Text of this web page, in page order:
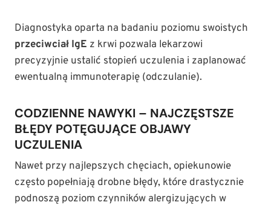
Diagnostyka oparta na badaniu poziomu swoistych
przeciwciał IgE z krwi pozwala lekarzowi
precyzyjnie ustalić stopień uczulenia i zaplanować
ewentualną immunoterapię (odczulanie).
CODZIENNE NAWYKI – NAJCZĘSTSZE
BŁĘDY POTĘGUJĄCE OBJAWY
UCZULENIA
Nawet przy najlepszych chęciach, opiekunowie
często popełniają drobne błędy, które drastycznie
podnoszą poziom czynników alergizujących w